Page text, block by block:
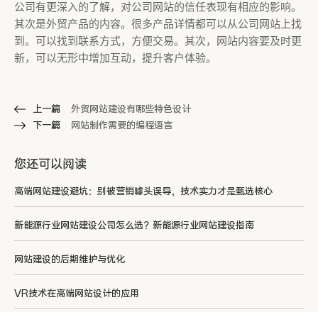
公司有更深入的了解，对公司网站的信任表现有相应的影响。
其次是外贸产品的内容。很多产品详情都可以从公司网站上找
到。可以找到联系方式，方便交易。其次，网站内容要及时更
新，可以无形中增加互动，提升客户体验。
上一篇
外贸网站建设有哪些特色设计
下一篇
网站制作需要的编程语言
您还可以阅读
高端网站建设避坑：别被营销噱头误导，技术实力才是甄选核心
新能源行业网站建设公司怎么选？新能源行业网站建设指南
网站建设的后期维护与优化
VR技术在高端网站设计的应用